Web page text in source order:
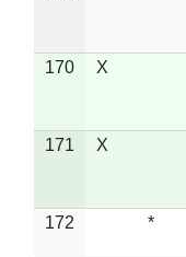
170 X
171 X
172 *